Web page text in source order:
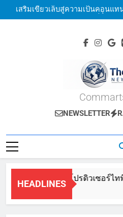
to
คอนเทนต์ครบวงจรนิเทศฯ สื่อสารดิ
เส้นทาง
เสริมเขี้ยวเล็บสู่ความเป็นคอนแท
นิเทศศาสตร์สื่อสา
นักศึกษาสื่อสารดิจิทัล มห
4 ครีเอเตอร์–โปรดิวเซอร์ไทพีบี
คอนเทนต์ครบวงจรนิเทศฯ สื่อสารดิ
เสริมเขี้ยวเล็บสู่ความเป็นคอนแท
อลงกรณ์ฯ ร่วมงาน iCreator
อ.ศราวุฒิ ลงพื้นที่วิจัยเก็บข้
The
NEWSLETTER
HEADLINES
4 ครีเอเตอร์–โปรดิวเซอร์ไ